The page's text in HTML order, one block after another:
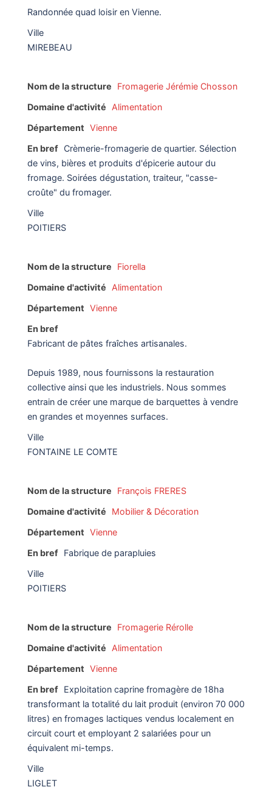
Randonnée quad loisir en Vienne.
Ville
MIREBEAU
Nom de la structure
Fromagerie Jérémie Chosson
Domaine d'activité
Alimentation
Département Vienne
En bref Crèmerie-fromagerie de quartier. Sélection
de vins, bières et produits d'épicerie autour du
fromage. Soirées dégustation, traiteur, "casse-
croûte" du fromager.
Ville
POITIERS
Nom de la structure
Fiorella
Domaine d'activité
Alimentation
Département Vienne
En bref
Fabricant de pâtes fraîches artisanales.
Depuis 1989, nous fournissons la restauration
collective ainsi que les industriels. Nous sommes
entrain de créer une marque de barquettes à vendre
en grandes et moyennes surfaces.
Ville
FONTAINE LE COMTE
Nom de la structure
François FRERES
Domaine d'activité
Mobilier & Décoration
Département Vienne
En bref Fabrique de parapluies
Ville
POITIERS
Nom de la structure
Fromagerie Rérolle
Domaine d'activité
Alimentation
Département Vienne
En bref Exploitation caprine fromagère de 18ha
transformant la totalité du lait produit (environ 70 000
litres) en fromages lactiques vendus localement en
circuit court et employant 2 salariées pour un
équivalent mi-temps.
Ville
LIGLET